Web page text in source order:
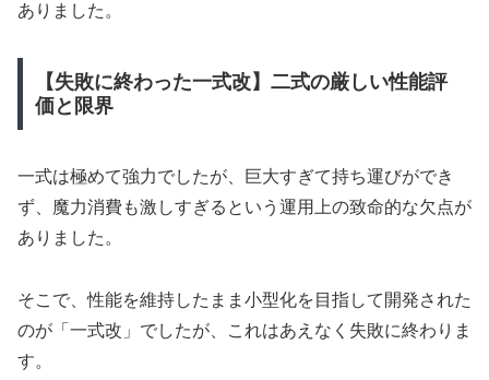
ありました。
【失敗に終わった一式改】二式の厳しい性能評
価と限界
一式は極めて強力でしたが、巨大すぎて持ち運びができ
ず、魔力消費も激しすぎるという運用上の致命的な欠点が
ありました。
そこで、性能を維持したまま小型化を目指して開発された
のが「一式改」でしたが、これはあえなく失敗に終わりま
す。